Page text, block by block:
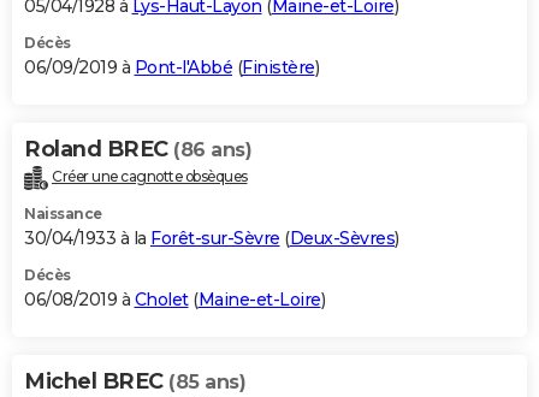
05/04/1928 à Lys-Haut-Layon ( Maine-et-Loire)
Décès
06/09/2019 à Pont-l'Abbé (Finistère)
Roland BREC (86 ans)
Créer une cagnotte obsèques
Naissance
30/04/1933 à la Forêt-sur-Sèvre (Deux-Sèvres)
Décès
06/08/2019 à Cholet(Maine-et-Loire)
Michel BREC (85 ans)